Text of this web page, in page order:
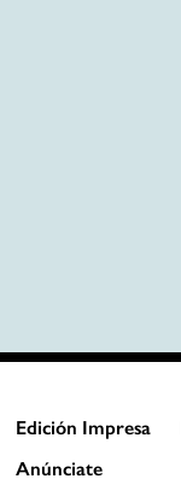
Edición Impresa
Anúnciate